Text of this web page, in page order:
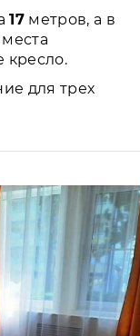
17 метров, а в
кресло.
для трех